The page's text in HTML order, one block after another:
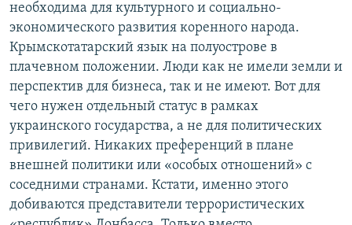
необходима для культурного и социально-
экономического развития коренного народа.
Крымскотатарский язык на полуострове в
плачевном положении. Люди как не имели земли и
перспектив для бизнеса, так и не имеют. Вот для
чего нужен отдельный статус в рамках
украинского государства, а не для политических
привилегий. Никаких преференций в плане
внешней политики или «особых отношений» с
соседними странами. Кстати, именно этого
добиваются представители террористических